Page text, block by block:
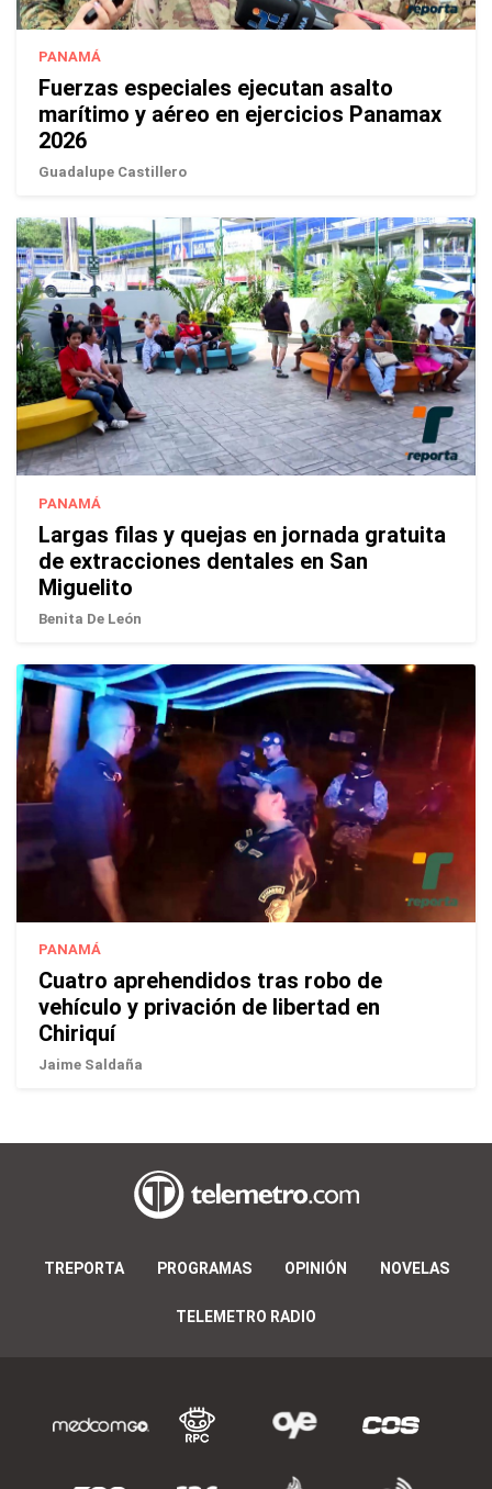
PANAMÁ
Fuerzas especiales ejecutan asalto
marítimo y aéreo en ejercicios Panamax
2026
Guadalupe Castillero
PANAMÁ
Largas filas y quejas en jornada gratuita
de extracciones dentales en San
Miguelito
Benita De León
PANAMÁ
Cuatro aprehendidos tras robo de
vehículo y privación de libertad en
Chiriquí
Jaime Saldaña
TREPORTA PROGRAMAS OPINIÓN NOVELAS
TELEMETRO RADIO